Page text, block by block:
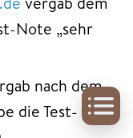
Note „sehr
nach dem
die Test-